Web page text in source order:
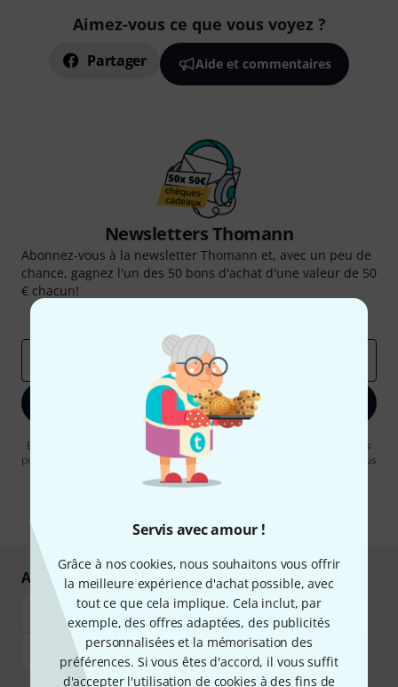
Servis avec amour !
Grâce à nos cookies, nous souhaitons vous offrir
la meilleure expérience d'achat possible, avec
tout ce que cela implique. Cela inclut, par
exemple, des offres adaptées, des publicités
personnalisées et la mémorisation des
préférences. Si vous êtes d'accord, il vous suffit
d'accepter l'utilisation de cookies à des fins de
Aimez-vous ce que vous voyez ?
Partager Aide et commentaires
Newsletters Thomann
Abonnez-vous à la newsletter Thomann et, avec un peu de
chance, gagnez l'un des 50 bons d'achat d'une valeur de 50
€ chacun!
S'inscrire maintenant
En cliquant sur "S'inscrire maintenant", vous acceptez de recevoir des
publicités par e-mail. La désinscription est possible à tout moment. Vous
pouvez trouver plus d'informations à ce sujet dans notre
confidentialité
Achetez et payez en toute sécurité